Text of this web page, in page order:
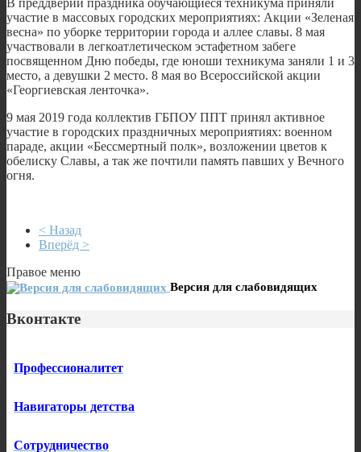
участие в массовых городских мероприятиях: Акции «Зеленая
весна» по уборке территории города и аллее славы. 8 мая
участвовали в легкоатлетическом эстафетном забеге
посвященном Дню победы, где юноши техникума заняли 1 и 3
место, а девушки 2 место. 8 мая во Всероссийской акции
«Георгиевская ленточка».
9 мая 2019 года коллектив ГБПОУ ППТ принял активное
участие в городских праздничных мероприятиях: военном
параде, акции «Бессмертный полк», возложении цветов к
обелиску Славы, а так же почтили память павших у Вечного
огня.
< Назад
Вперёд >
Правое меню
Версия для слабовидящих
Вконтакте
Профессионалитет
Навигаторы детства
Сотрудничество